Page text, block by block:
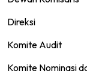
Direksi
Komite Audit
Komite Nominasi